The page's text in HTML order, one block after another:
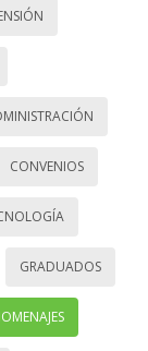
CONVENIOS
GRADUADOS